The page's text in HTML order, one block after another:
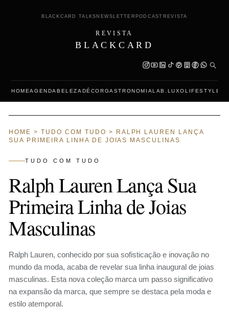
BLACKCARD TALKS NEWSLETTER PODCAST REVISTA
REVISTA
BLACKCARD
HOMEAGENDABELEZA DÉCORGASTRONOMIALAB.LUXOLIFESTYLE
HOME > TUDO COM TUDO >
RALPH LAUREN LANÇA
SUA PRIMEIRA LINHA DE JOIAS MASCULINAS
TUDO COM TUDO
Ralph Lauren Lança Sua
Primeira Linha de Joias
Masculinas
Ralph Lauren, conhecido por sua sofisticação e inovação no
mundo da moda, acaba de revelar sua linha inaugural de joias
masculinas. Esta nova coleção marca um passo significativo
na expansão da marca, que sempre se destaca pela moda e
estilo atemporal.